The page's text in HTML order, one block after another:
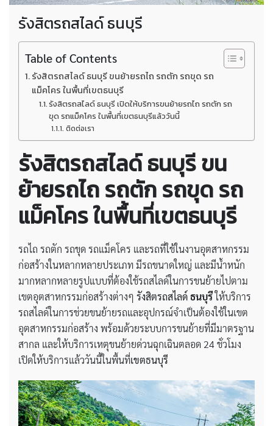
รังสิตรถสไลด์ ธนบุรี
Table of Contents
รังสิตรถสไลด์ ธนบุรี ขนย้ายรถไถ รถตัก รถขุด รถ
แม็คโคร ในพื้นที่เขตธนบุรี
รังสิตรถสไลด์ ธนบุรี เปิดให้บริการขนย้ายรถไถ รถตัก รถ
ขุด รถแม็คโคร ในพื้นที่เขตธนบุรีแล้ววันนี้
ติดต่อเรา
รังสิตรถสไลด์ ธนบุรี ขน
ย้ายรถไถ รถตัก รถขุด รถ
แม็คโคร ในพื้นที่เขตธนบุรี
รถไถ รถตัก รถขุด รถแม็คโคร และรถที่ใช้ในงานอุตสาหกรรม
ก่อสร้างในหลากหลายประเภท มีรถขนาดใหญ่ และมีน้ำหนัก
มากหลากหลายรูปแบบที่ต้องใช้รถสไลด์ในการขนย้ายไปตาม
เขตอุตสาหกรรมก่อสร้างต่างๆ รังสิตรถสไลด์ธนบุรีให้บริการ
รถสไลด์ในการช่วยขนย้ายรถและอุปกรณ์จำเป็นต้องใช้ในเขต
อุตสาหกรรมก่อสร้าง พร้อมด้วยระบบการขนย้ายที่มีมาตรฐาน
สากล และให้บริการเหตุขนย้ายด่วนฉุกเฉินตลอด 24 ชั่วโมง
เปิดให้บริการแล้ววันนี้ในพื้นที่เขตธนบุรี